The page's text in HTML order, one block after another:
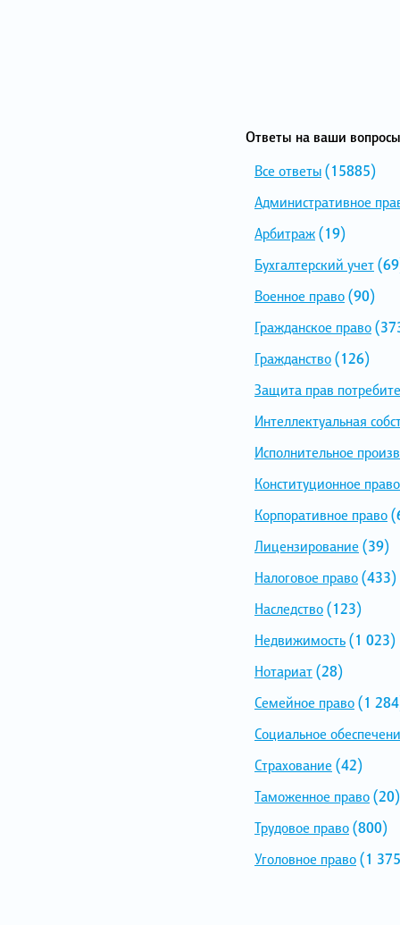
Ответы на ваши
Все ответы(15885)
Административное
Арбитраж(19)
Бухгалтерский учет
Военное право(90)
Гражданское право
Гражданство(126)
Защита прав
Интеллектуальная
Исполнительное
Конституционное право
Корпоративное право
Лицензирование (39)
Налоговое право(433)
Наследство(123)
Недвижимость(1 023)
Нотариат(28)
Семейное право(1
Социальное
Страхование (42)
Таможенное право(20)
Трудовое право(800)
Уголовное право(1